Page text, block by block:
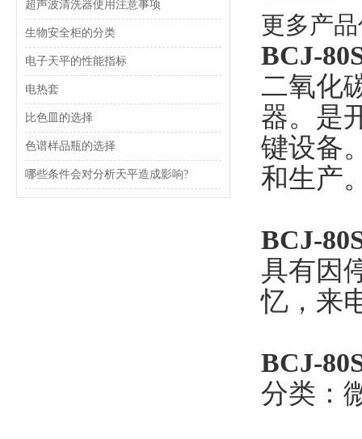
超声波清洗器使用注意事项
生物安全柜的分类
电子天平的性能指标
电热套
比色皿的选择
色谱样品瓶的选择
哪些条件会对分析天平造成影响?
更多产
BCJ-
二氧化
器。是
键设备
和生产
BCJ-
具有因
忆，来
BCJ-
分类：